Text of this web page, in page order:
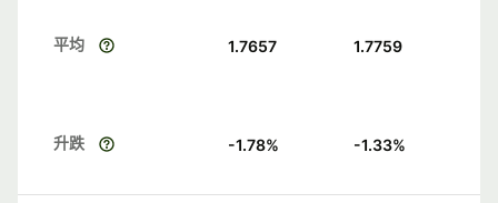
平均 1.7657 1.7759
升跌 -1.78% -1.33%